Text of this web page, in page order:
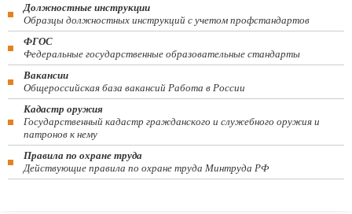
Должностные инструкции
Образцы должностных инструкций с учетом профстандартов
ФГОС
Федеральные государственные образовательные стандарты
Вакансии
Общероссийская база вакансий Работа в России
Кадастр оружия
Государственный кадастр гражданского и служебного оружия и
патронов к нему
Правила по охране труда
Действующие правила по охране труда Минтруда РФ